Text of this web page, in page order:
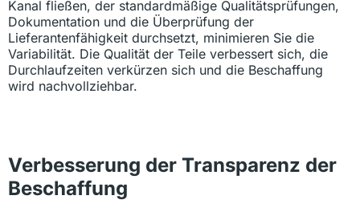
Kanal fließen, der standardmäßige Qualitätsprüfungen,
Dokumentation und die Überprüfung der
Lieferantenfähigkeit durchsetzt, minimieren Sie die
Variabilität. Die Qualität der Teile verbessert sich, die
Durchlaufzeiten verkürzen sich und die Beschaffung
wird nachvollziehbar.
Verbesserung der Transparenz der
Beschaffung